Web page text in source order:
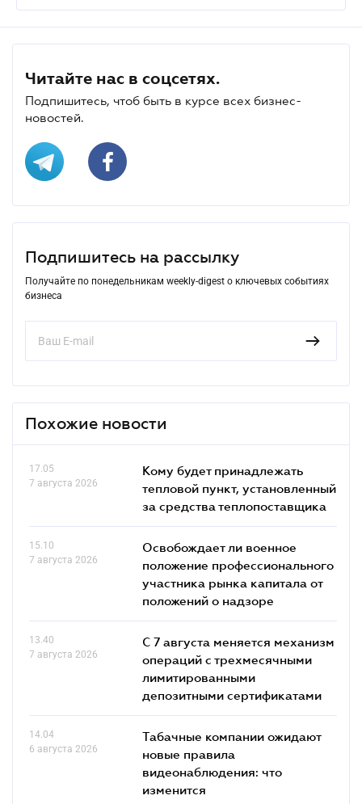
Читайте нас в соцсетях.
Подпишитесь, чтоб быть в курсе всех бизнес-
новостей.
Подпишитесь на рассылку
Получайте по понедельникам weekly-digest о ключевых событиях
бизнеса
Похожие новости
17.05
7 августа 2026
Кому будет принадлежать
тепловой пункт, установленный
за средства теплопоставщика
15.10
7 августа 2026
Освобождает ли военное
положение профессионального
участника рынка капитала от
положений о надзоре
13.40
7 августа 2026
С 7 августа меняется механизм
операций с трехмесячными
лимитированными
депозитными сертификатами
14.04
6 августа 2026
Табачные компании ожидают
новые правила
видеонаблюдения: что
изменится